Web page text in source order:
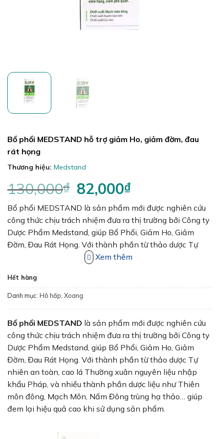
Bổ phổi MEDSTAND hỗ trợ giảm Ho, giảm đờm, đau
rát họng
Thương hiệu: Medstand
130,000₫ Giá
gốc
là:
130,000₫.
82,000₫Giá
tại
là:
82,000₫.
Bổ phổi MEDSTAND là sản phẩm mới được nghiên cứu
công thức chịu trách nhiệm đưa ra thị trường bởi Công ty
Dược Phẩm Medstand, giúp Bổ Phổi, Giảm Ho, Giảm
Đờm, Đau Rát Họng. Với thành phần từ thảo dược Tự
nhiên an toàn, cao lá Thường xuân nguyên liệu nhập
môn đông, Mạch Môn, Nấm Đông trùng hạ thảo… giúp
đem lại hiệu quả cao khi sử dụng sản phẩm.
Xem thêm
Hết hàng
Danh mục: Hô hấp, Xoang
Bổ phổi MEDSTAND là sản phẩm mới được nghiên cứu
công thức chịu trách nhiệm đưa ra thị trường bởi Công ty
Dược Phẩm Medstand, giúp Bổ Phổi, Giảm Ho, Giảm
Đờm, Đau Rát Họng. Với thành phần từ thảo dược Tự
nhiên an toàn, cao lá Thường xuân nguyên liệu nhập
khẩu Pháp, và nhiều thành phần dược liệu như Thiên
môn đông, Mạch Môn, Nấm Đông trùng hạ thảo… giúp
đem lại hiệu quả cao khi sử dụng sản phẩm.